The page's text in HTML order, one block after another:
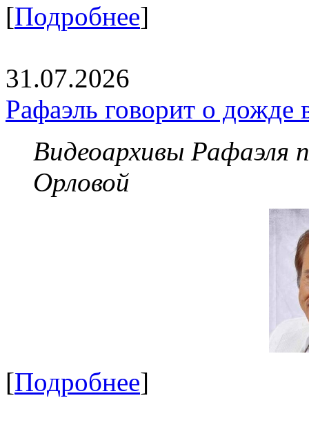
[Подробнее]
31.07.2026
Рафаэль говорит о дожде
Видеоархивы Рафаэля
Орловой
[Подробнее]